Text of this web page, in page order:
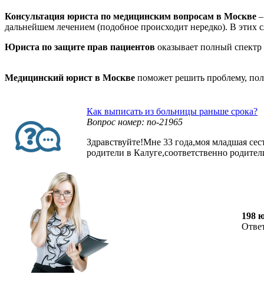
Консультация юриста по медицинским вопросам в Москве
дальнейшем лечением (подобное происходит нередко). В этих
Юриста по защите прав пациентов оказывает полный
Медицинский юрист в Москве поможет решить проблему,
Как выписать из больницы раньше срока?
Вопрос номер: no-21965
Здравствуйте!Мне 33 года,моя младшая
родители в Калуге,соответственно
198